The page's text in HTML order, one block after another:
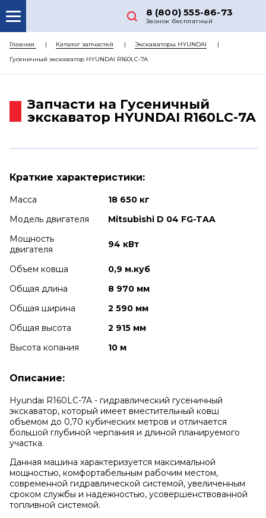
8 (800) 555-86-73
Звонок бесплатный
О НАС
КАТАЛОГ ЗАПЧАСТЕЙ
ДОСТАВКА
Главная Каталог запчастей
Экскаваторы HYUNDAI
Гусеничный экскаватор HYUNDAI R160LC-7A
Запчасти на Гусеничный
экскаватор HYUNDAI R160LC-7A
Краткие характеристики:
Масса
18 650 кг
Модель двигателя
Mitsubishi D 04 FG-TAA
Мощность
двигателя
94 кВт
Объем ковша
0,9 м.куб
Общая длина
8 970 мм
Общая ширина
2 590 мм
Общая высота
2 915 мм
Высота копания
10 м
Описание:
Hyundai R160LC-7A - гидравлический гусеничный
экскаватор, который имеет вместительный ковш
объемом до 0,70 кубических метров и отличается
большой глубиной черпания и длиной планируемого
участка.
Данная машина характеризуется максимальной
мощностью, комфортабельным рабочим местом,
современной гидравлической системой, увеличенным
сроком службы и надежностью, усовершенствованной
топливной системой.